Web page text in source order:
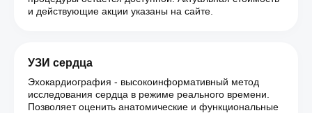
и действующие акции указаны на сайте.
УЗИ сердца
Эхокардиография - высокоинформативный метод
исследования сердца в режиме реального времени.
Позволяет оценить анатомические и функциональные